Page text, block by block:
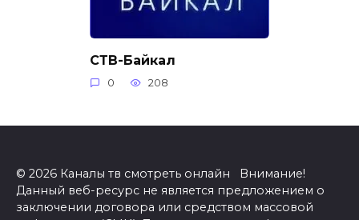
СТВ-Байкал
0 208
© 2026 Каналы тв смотреть онлайн Внимание!
Данный веб-ресурс не является предложением о
заключении договора или средством массовой